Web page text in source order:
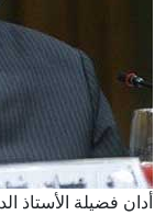
أدان فضيلة الأستاذ